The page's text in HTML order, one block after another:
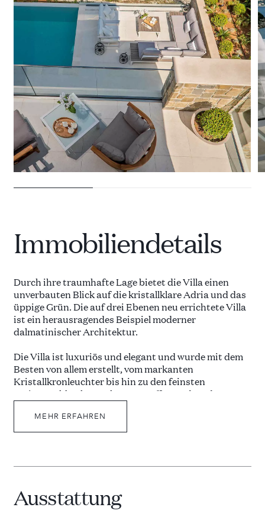
28 VILLEN ZU VERMIETEN
Immobiliendetails
Durch ihre traumhafte Lage bietet die Villa einen
unverbauten Blick auf die kristallklare Adria und das
üppige Grün. Die auf drei Ebenen neu errichtete Villa
ist ein herausragendes Beispiel moderner
dalmatinischer Architektur.
Die Villa ist luxuriös und elegant und wurde mit dem
Besten von allem erstellt, vom markanten
Kristallkronleuchter bis hin zu den feinsten
Steinwaschbecken, schönen Stoffen und modernen
durchdacht, wurde jede Liebe zum Detail und
Komfort berücksichtigt.
und Doppelbetten, die alle auf Terrassen mit
Peljesac führen. Alle klimatisierten Schlafzimmer
verfügen über Bettwäsche aus ägyptischer Baumwolle
MEHR ERFAHREN
Ausstattung